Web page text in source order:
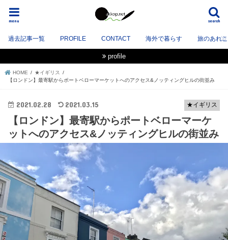
search
menu
過去記事一覧 PROFILE CONTACT 海外で暮らす 旅のあれ
profile
HOME
★イギリス
【ロンドン】最寄駅からポートベローマーケットへのアクセス&ノッティングヒルの街並み
★イギリス
2021.02.28 2021.03.15
【ロンドン】最寄駅からポートベローマーケ
ットへのアクセス&ノッティングヒルの街並み